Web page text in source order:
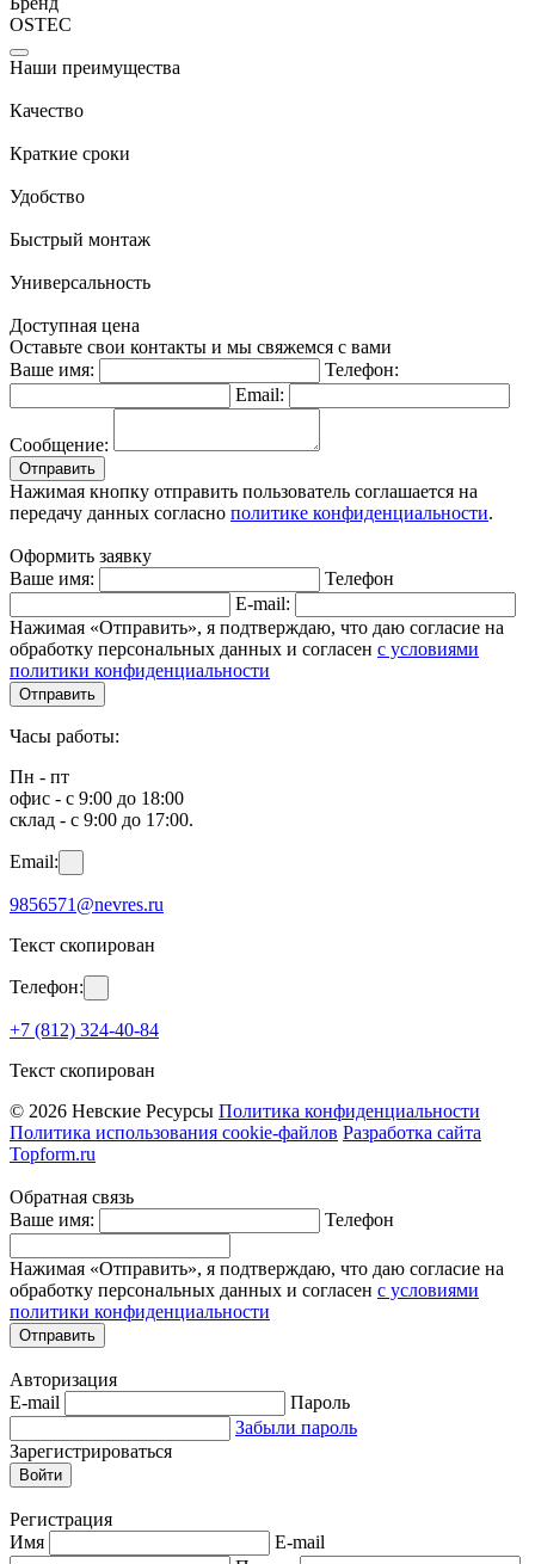
OSTEC
Наши преимущества
Качество
Краткие сроки
Удобство
Быстрый монтаж
Универсальность
Доступная цена
Оставьте свои контакты и мы свяжемся с вами
Ваше имя:
Телефон:
Email:
Сообщение:
Отправить
Нажимая кнопку отправить пользователь соглашается на
передачу данных согласно политике конфиденциальности.
Оформить заявку
Ваше имя:
Телефон
E-mail:
Нажимая «Отправить», я подтверждаю, что даю согласие на
обработку персональных данных и согласен с условиями
политики конфиденциальности
Отправить
Часы работы:
Пн - пт
офис - с 9:00 до 18:00
склад - с 9:00 до 17:00.
Email:
9856571@nevres.ru
Текст скопирован
Телефон:
+7 (812) 324-40-84
Текст скопирован
© 2026 Невские Ресурсы Политика конфиденциальности
Политика использования cookie-файлов Разработка сайта
Topform.ru
Обратная связь
Ваше имя:
Телефон
Нажимая «Отправить», я подтверждаю, что даю согласие на
обработку персональных данных и согласен с условиями
политики конфиденциальности
Отправить
Авторизация
E-mail
Пароль
Забыли пароль
Зарегистрироваться
Войти
Регистрация
Имя
E-mail